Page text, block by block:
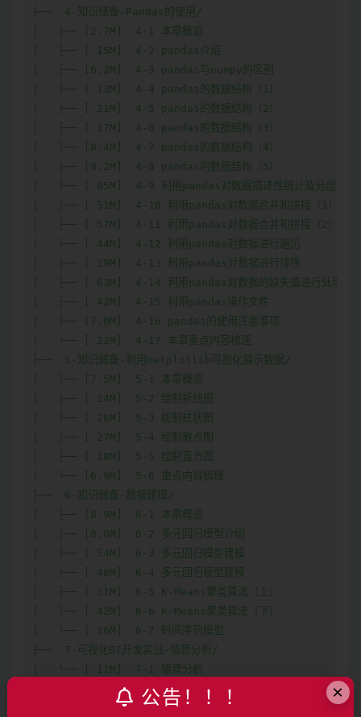
├──  4-知识储备-Pandas的使用/
│   ├── [2.7M]  4-1 本章概览
│   ├── [ 15M]  4-2 pandas介绍
│   ├── [6.2M]  4-3 pandas与numpy的区别
│   ├── [ 13M]  4-4 pandas的数据结构（1）
│   ├── [ 21M]  4-5 pandas的数据结构（2）
│   ├── [ 17M]  4-6 pandas的数据结构（3）
│   ├── [8.4M]  4-7 pandas的数据结构（4）
│   ├── [9.2M]  4-8 pandas的数据结构（5）
│   ├── [ 65M]  4-9 利用pandas对数据描述性统计及分组聚合
│   ├── [ 51M]  4-10 利用pandas对数据合并和拼接（1）
│   ├── [ 57M]  4-11 利用pandas对数据合并和拼接（2）
│   ├── [ 44M]  4-12 利用pandas对数据进行遍历
│   ├── [ 29M]  4-13 利用pandas对数据进行排序
│   ├── [ 63M]  4-14 利用pandas对数据的缺失值进行处理
│   ├── [ 42M]  4-15 利用pandas操作文件
│   ├── [7.0M]  4-16 pandas的使用注意事项
│   └── [ 22M]  4-17 本章重点内容梳理
├──  5-知识储备-利用matplotlib可视化展示数据/
│   ├── [7.5M]  5-1 本章概览
│   ├── [ 24M]  5-2 绘制折线图
│   ├── [ 26M]  5-3 绘制柱状图
│   ├── [ 27M]  5-4 绘制散点图
│   ├── [ 18M]  5-5 绘制直方图
│   └── [6.9M]  5-6 重点内容梳理
├──  6-知识储备-数据建模/
│   ├── [8.9M]  6-1 本章概览
│   ├── [8.0M]  6-2 多元回归模型介绍
│   ├── [ 54M]  6-3 多元回归模型建模
│   ├── [ 48M]  6-4 多元回归模型建模
│   ├── [ 51M]  6-5 K-Means聚类算法（上）
│   ├── [ 42M]  6-6 K-Means聚类算法（下）
│   └── [ 36M]  6-7 时间序列模型
├──  7-可视化BI开发实战-情景分析/
│   └── [ 11M]  7-1 情景分析
├──  8-可视化BI开发实战-数据预处理/
│   ├── [ 17M]  8-1 本章概览及为什么数据预处理
×
公告！！！